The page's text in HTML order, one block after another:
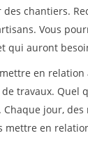
chantiers.
Vous
qui auront
en
travaux. Quel
. Chaque jour,
mettre en